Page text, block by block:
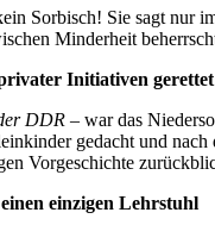
Sorbisch! Sie sagt nur
Minderheit
Initiativen
DDR – war das
gedacht und nach
Vorgeschichte
einzigen Lehrstuhl